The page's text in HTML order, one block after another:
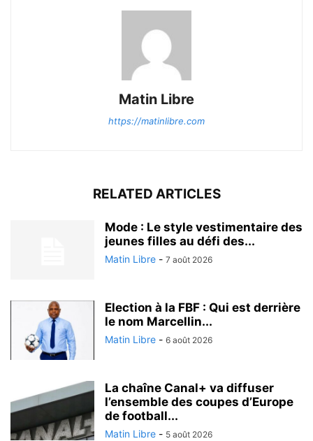
Matin Libre
https://matinlibre.com
RELATED ARTICLES
Mode : Le style vestimentaire des
jeunes filles au défi des...
Matin Libre - 7 août 2026
Election à la FBF : Qui est derrière
le nom Marcellin...
Matin Libre - 6 août 2026
La chaîne Canal+ va diffuser
l’ensemble des coupes d’Europe
de football...
Matin Libre - 5 août 2026